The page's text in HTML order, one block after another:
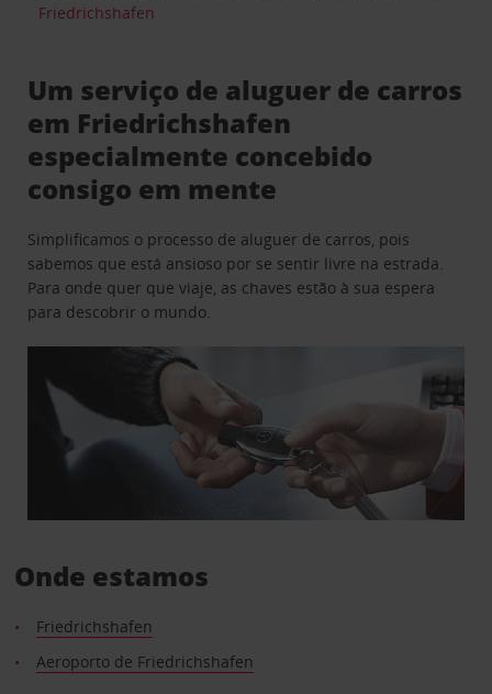
Friedrichshafen
Um serviço de aluguer de carros
em Friedrichshafen
especialmente concebido
consigo em mente
Simplificamos o processo de aluguer de carros, pois
sabemos que está ansioso por se sentir livre na estrada.
Para onde quer que viaje, as chaves estão à sua espera
para descobrir o mundo.
Onde estamos
Friedrichshafen
Aeroporto de Friedrichshafen